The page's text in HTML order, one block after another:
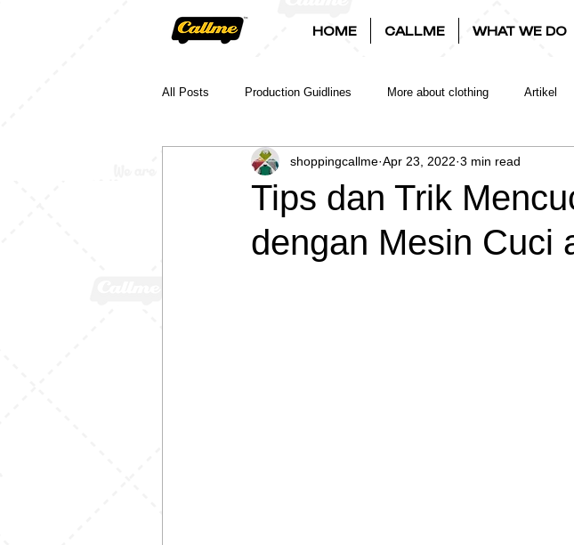
HOME CALLME WHAT WE DO
All Posts Production Guidlines More about clothing Artikel
Tips dan Trik
dengan Mesin Cuci
shoppingcallme Apr 23, 2022 3 min read